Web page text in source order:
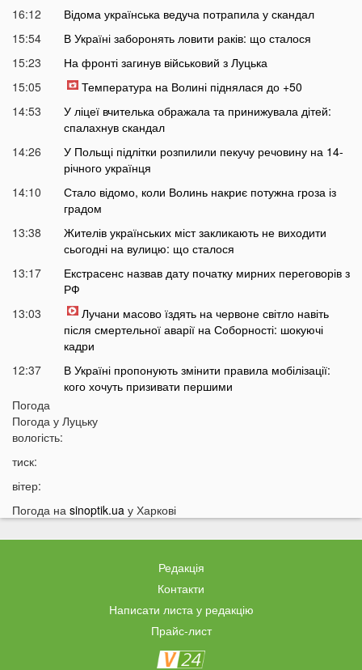
16:12
Відома українська ведуча потрапила у скандал
15:54
В Україні заборонять ловити раків: що сталося
15:23
На фронті загинув військовий з Луцька
15:05
Температура на Волині піднялася до +50
14:53
У ліцеї вчителька ображала та принижувала дітей:
спалахнув скандал
14:26
У Польщі підлітки розпилили пекучу речовину на 14-
річного українця
14:10
Стало відомо, коли Волинь накриє потужна гроза із
градом
13:38
Жителів українських міст закликають не виходити
сьогодні на вулицю: що сталося
13:17
Екстрасенс назвав дату початку мирних переговорів з
РФ
13:03
Лучани масово їздять на червоне світло навіть
після смертельної аварії на Соборності: шокуючі
кадри
12:37
В Україні пропонують змінити правила мобілізації:
кого хочуть призивати першими
12:08
за літр
11:36
кого це торкнеться
У Луцьку на Ковельській затримали військового у СЗЧ
«Смерть на дорозі не злякала мажорів»: лучани
продовжують масово скаржитися на нічні перегони
На Світязі у воді помітили гадюку
На Волині у річці Стир знайшли тіло дитини
Погода
Погода у Луцьку
вологість:
тиск:
вітер:
Погода на sinoptik.ua у Харкові
Редакція
Контакти
Написати листа у редакцію
Прайс-лист